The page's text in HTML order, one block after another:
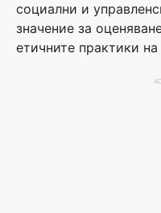
социални и
значение за
етичните практики